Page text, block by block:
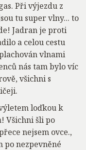
Při výjezdu z
tu super vlny... to
Jadran je proti
a celou cestu
vlnami
nás tam bylo víc
všichni s
loďkou k
Všichni šli po
nejsem ovce.,
po nezpevněné